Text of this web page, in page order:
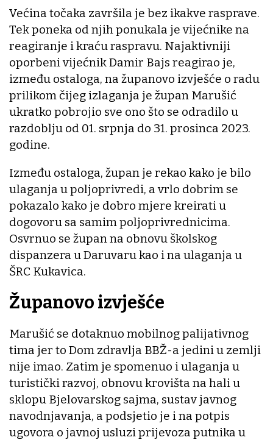
Većina točaka završila je bez ikakve rasprave.
Tek poneka od njih ponukala je vijećnike na
reagiranje i kraću raspravu. Najaktivniji
oporbeni vijećnik Damir Bajs reagirao je,
između ostaloga, na županovo izvješće o radu
prilikom čijeg izlaganja je župan Marušić
ukratko pobrojio sve ono što se odradilo u
razdoblju od 01. srpnja do 31. prosinca 2023.
godine.
Između ostaloga, župan je rekao kako je bilo
ulaganja u poljoprivredi, a vrlo dobrim se
pokazalo kako je dobro mjere kreirati u
dogovoru sa samim poljoprivrednicima.
Osvrnuo se župan na obnovu školskog
dispanzera u Daruvaru kao i na ulaganja u
ŠRC Kukavica.
Županovo izvješće
Marušić se dotaknuo mobilnog palijativnog
tima jer to Dom zdravlja BBŽ-a jedini u zemlji
nije imao. Zatim je spomenuo i ulaganja u
turistički razvoj, obnovu krovišta na hali u
sklopu Bjelovarskog sajma, sustav javnog
navodnjavanja, a podsjetio je i na potpis
ugovora o javnoj usluzi prijevoza putnika u